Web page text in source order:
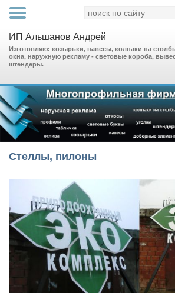
ИП Альшанов Андрей
Изготовляю: козырьки, навесы, колпаки на
окна, наружную рекламу - световые короба,
штендеры.
Стеллы, пилоны